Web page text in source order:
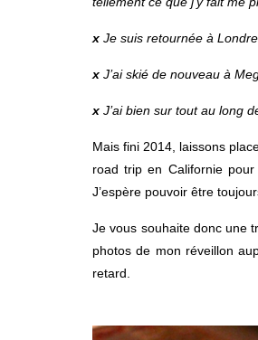
x Je suis retournée à
x J’ai skié de nouveau à
x J’ai bien sur tout au long
Mais fini 2014, laissons
road trip en Californie
J’espère pouvoir être
Je vous souhaite donc une
photos de mon réveillon
retard.